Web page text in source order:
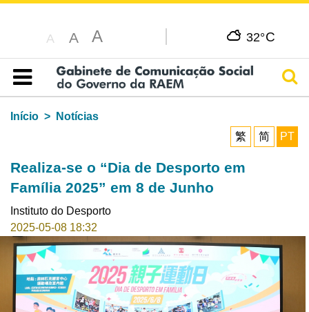
A A A 32°C
Índice
Início
Notícias
繁
简 PT
Realiza-se o “Dia de Desporto em
Família 2025” em 8 de Junho
Instituto do Desporto
2025-05-08 18:32